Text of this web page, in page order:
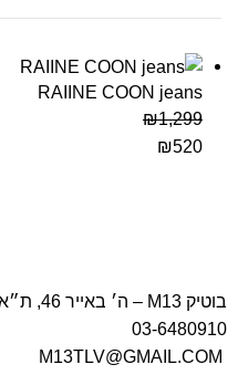
RAIINE COON jeans
₪1,299
₪520
בוטיק M13 – ה׳ באייר 46, ת״א.
03-6480910